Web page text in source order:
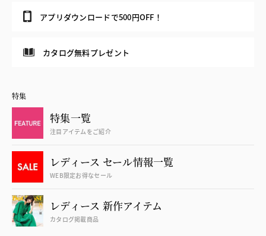
アプリダウンロードで500円OFF！
カタログ無料プレゼント
特集
特集一覧
注目アイテムをご紹介
レディース セール情報一覧
WEB限定お得なセール
レディース 新作アイテム
カタログ掲載商品